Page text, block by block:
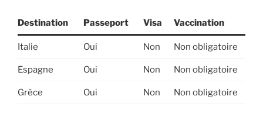
Destination Passeport Visa Vaccination
Italie Oui Non Non obligatoire
Espagne Oui Non Non obligatoire
Grèce Oui Non Non obligatoire